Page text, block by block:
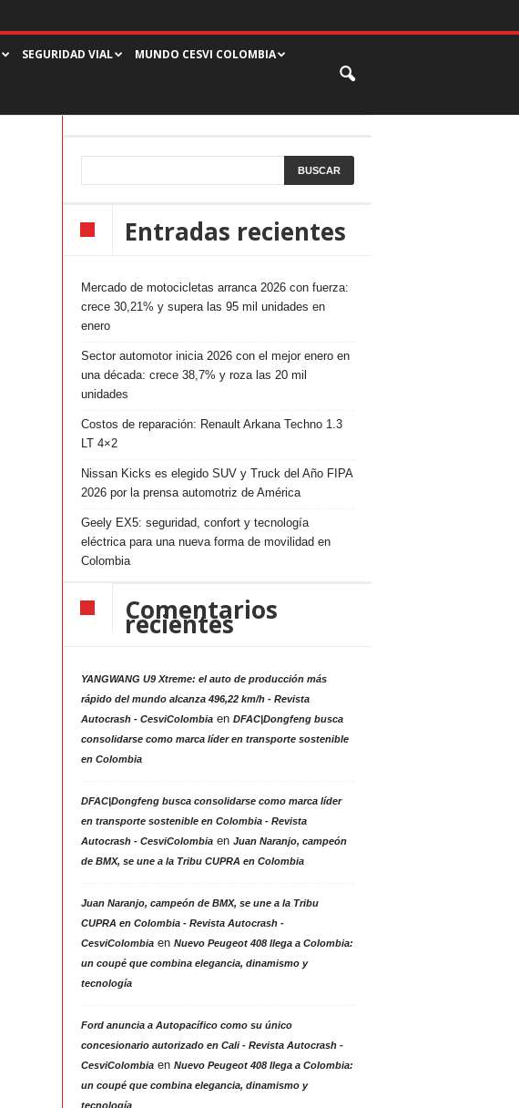
SEGURIDAD VIAL MUNDO CESVI COLOMBIA
Entradas recientes
Mercado de motocicletas arranca 2026 con fuerza:
crece 30,21% y supera las 95 mil unidades en
enero
Sector automotor inicia 2026 con el mejor enero en
una década: crece 38,7% y roza las 20 mil
unidades
Costos de reparación: Renault Arkana Techno 1.3
LT 4×2
Nissan Kicks es elegido SUV y Truck del Año FIPA
2026 por la prensa automotriz de América
Geely EX5: seguridad, confort y tecnología
eléctrica para una nueva forma de movilidad en
Colombia
Comentarios
recientes
YANGWANG U9 Xtreme: el auto de producción más
rápido del mundo alcanza 496,22 km/h - Revista
Autocrash - CesviColombiaen DFAC|Dongfeng busca
consolidarse como marca líder en transporte sostenible
en Colombia
DFAC|Dongfeng busca consolidarse como marca líder
en transporte sostenible en Colombia - Revista
Autocrash - CesviColombiaen Juan Naranjo, campeón
de BMX, se une a la Tribu CUPRA en Colombia
Juan Naranjo, campeón de BMX, se une a la Tribu
CUPRA en Colombia - Revista Autocrash -
CesviColombiaen Nuevo Peugeot 408 llega a Colombia:
un coupé que combina elegancia, dinamismo y
tecnología
Ford anuncia a Autopacífico como su único
concesionario autorizado en Cali - Revista Autocrash -
CesviColombiaen Nuevo Peugeot 408 llega a Colombia:
un coupé que combina elegancia, dinamismo y
tecnología